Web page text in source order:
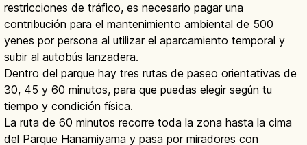
restricciones de tráfico, es necesario pagar una
contribución para el mantenimiento ambiental de 500
yenes por persona al utilizar el aparcamiento temporal y
subir al autobús lanzadera.
Dentro del parque hay tres rutas de paseo orientativas de
30, 45 y 60 minutos, para que puedas elegir según tu
tiempo y condición física.
La ruta de 60 minutos recorre toda la zona hasta la cima
del Parque Hanamiyama y pasa por miradores con